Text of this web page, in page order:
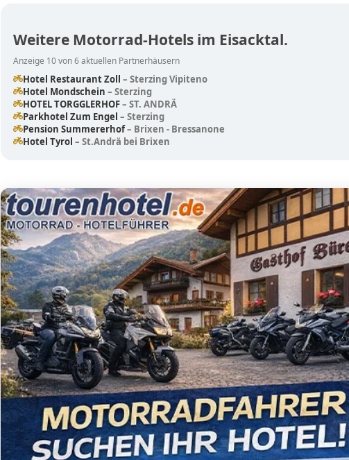
Weitere Motorrad-Hotels im Eisacktal.
Anzeige 10 von 6 aktuellen Partnerhäusern
Hotel Restaurant Zoll – Sterzing Vipiteno
Hotel Mondschein – Sterzing
HOTEL TORGGLERHOF– ST. ANDRÄ
Parkhotel Zum Engel – Sterzing
Pension Summererhof– Brixen - Bressanone
Hotel Tyrol – St.Andrä bei Brixen